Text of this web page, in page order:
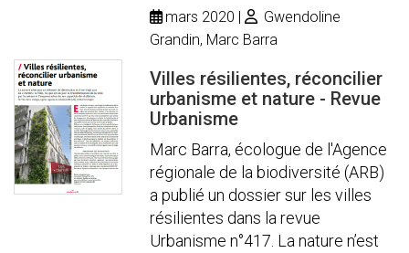
mars 2020
Gwendoline
Grandin, Marc Barra
Villes résilientes, réconcilier
urbanisme et nature - Revue
Urbanisme
Marc Barra, écologue de l'Agence
régionale de la biodiversité (ARB)
a publié un dossier sur les villes
résilientes dans la revue
Urbanisme n°417. La nature n’est